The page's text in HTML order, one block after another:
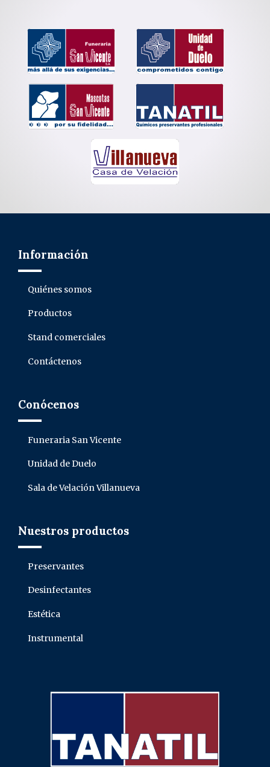
Información
Quiénes somos
Productos
Stand comerciales
Contáctenos
Conócenos
Funeraria San Vicente
Unidad de Duelo
Sala de Velación Villanueva
Nuestros productos
Preservantes
Desinfectantes
Estética
Instrumental